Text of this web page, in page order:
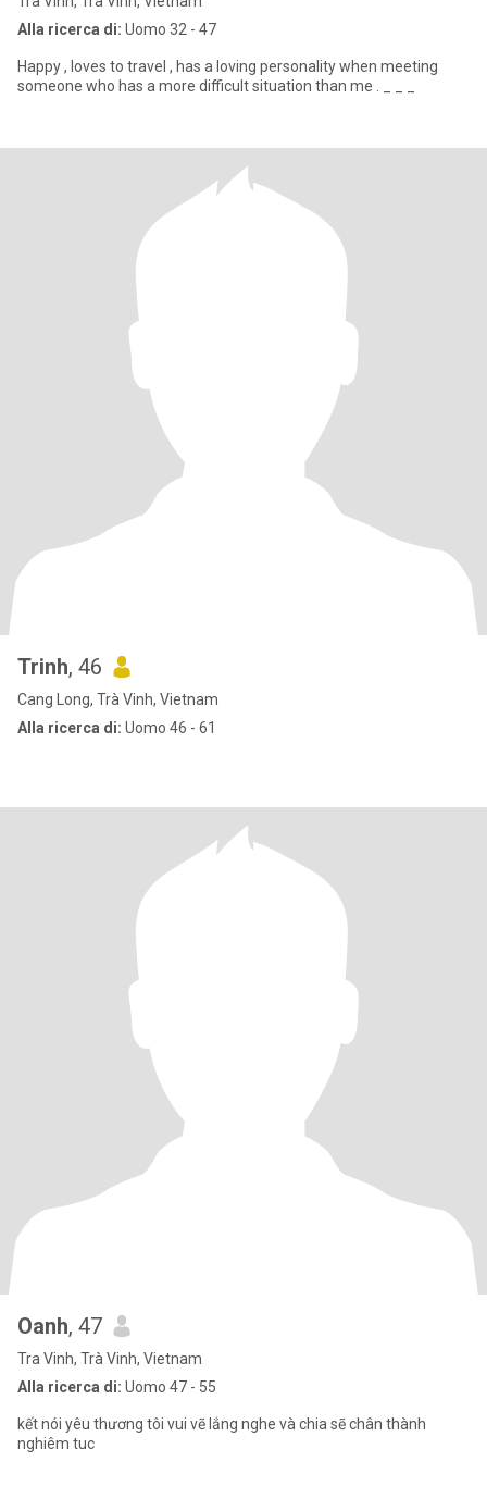
Alla ricerca di: Uomo 32 - 47
Happy , loves to travel , has a loving personality when meeting
someone who has a more difficult situation than me . _ _ _
Trinh, 46
Cang Long, Trà Vinh, Vietnam
Alla ricerca di: Uomo 46 - 61
Oanh, 47
Tra Vinh, Trà Vinh, Vietnam
Alla ricerca di: Uomo 47 - 55
kết nói yêu thương tôi vui vẽ lắng nghe và chia sẽ chân thành
nghiêm tuc